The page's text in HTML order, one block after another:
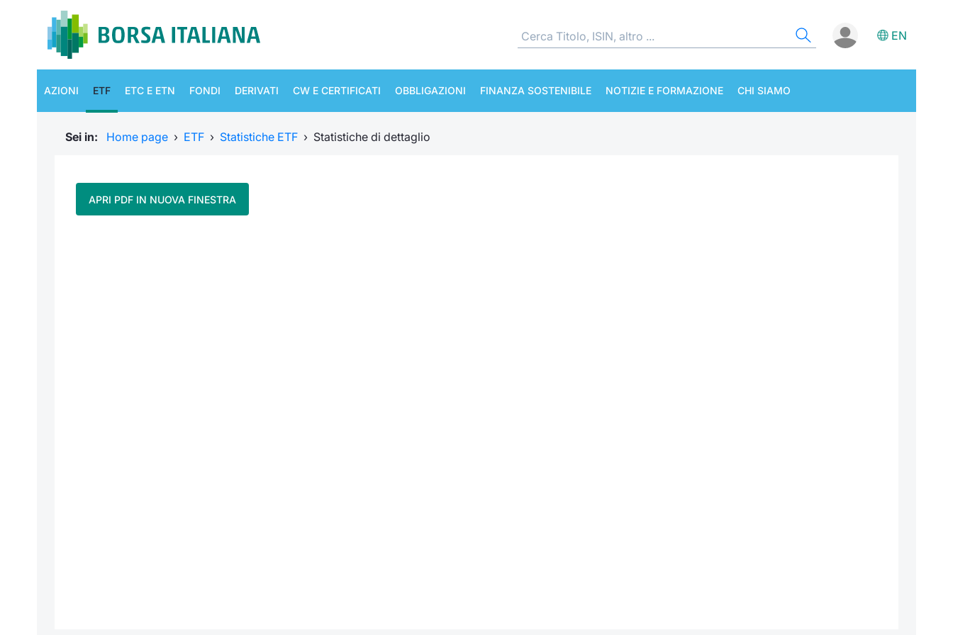
EN
AZIONI ETF ETC E ETN FONDI DERIVATI CW E CERTIFICATI OBBLIGAZIONI FINANZA SOSTENIBILE NOTIZIE E FORMAZIONE CHI SIAMO
Sei in: Home page › ETF › Statistiche ETF › Statistiche di dettaglio
APRI PDF IN NUOVA FINESTRA